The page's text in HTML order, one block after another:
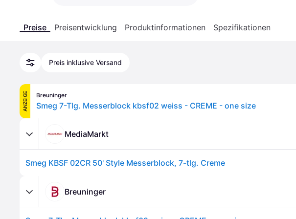
Preise Preisentwicklung Produktinformationen Spezifikationen
Preis inklusive Versand
ANZEIGE Breuninger
Smeg 7-Tlg. Messerblock kbsf02 weiss - CREME - one size
MediaMarkt
Smeg KBSF 02CR 50' Style Messerblock, 7-tlg. Creme
Breuninger